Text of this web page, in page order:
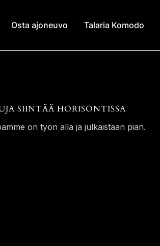
Osta ajoneuvo Talaria Komodo
SIINTÄÄ HORISONTISSA
on työn alla ja julkaistaan pian.